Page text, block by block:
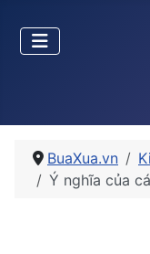
BuaXua.vn
Ý nghĩa của